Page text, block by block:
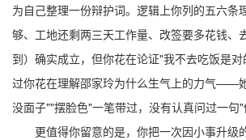
为自己整理一份辩护词。逻辑上你列的五六条
够、工地还剩两三天工作量、改签要多花钱、
到）确实成立，但你花在论证"我不去吃饭是
过你花在理解邵家玲为什么生气上的力气——
没面子""摆脸色"一笔带过，没有认真问过一句"
更值得你留意的是，你把一次因小事升级